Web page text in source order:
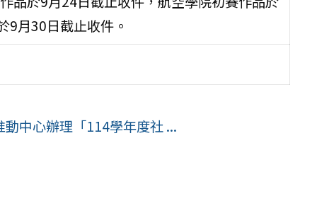
9月30日截止收件。
中心辦理「114學年度社 ...